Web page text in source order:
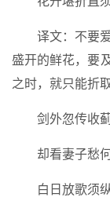
译文：不要
盛开的鲜花，要
之时，就只能折
剑外忽传收
却看妻子愁
白日放歌须